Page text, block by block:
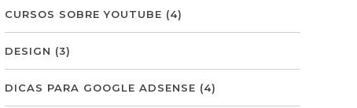
CURSOS SOBRE YOUTUBE (4)
DESIGN (3)
DICAS PARA GOOGLE ADSENSE (4)